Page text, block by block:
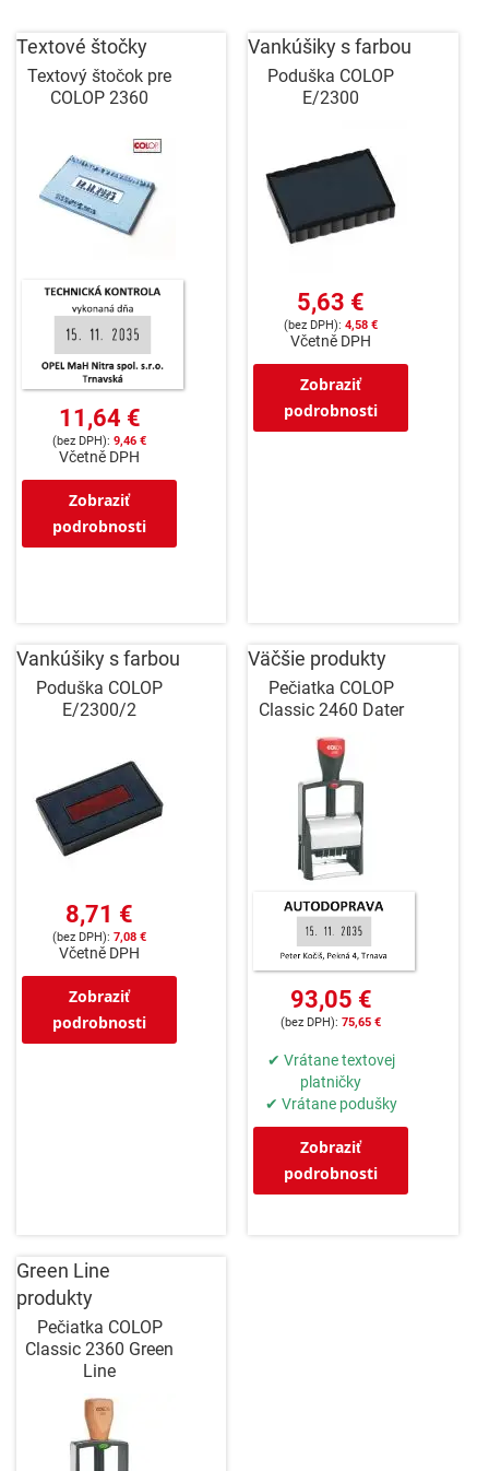
Textové štočky
Textový štočok pre
COLOP 2360
11,64 €
9,46 €
Včetně DPH
Zobraziť
podrobnosti
Vankúšiky s farbou
Poduška COLOP
E/2300
5,63 €
4,58 €
Včetně DPH
Zobraziť
podrobnosti
Vankúšiky s farbou
Poduška COLOP
E/2300/2
8,71 €
7,08 €
Včetně DPH
Zobraziť
podrobnosti
Väčšie produkty
Pečiatka COLOP
Classic 2460 Dater
93,05 €
75,65 €
✔ Vrátane textovej
platničky
✔ Vrátane podušky
Zobraziť
podrobnosti
Green Line
produkty
Pečiatka COLOP
Classic 2360 Green
Line